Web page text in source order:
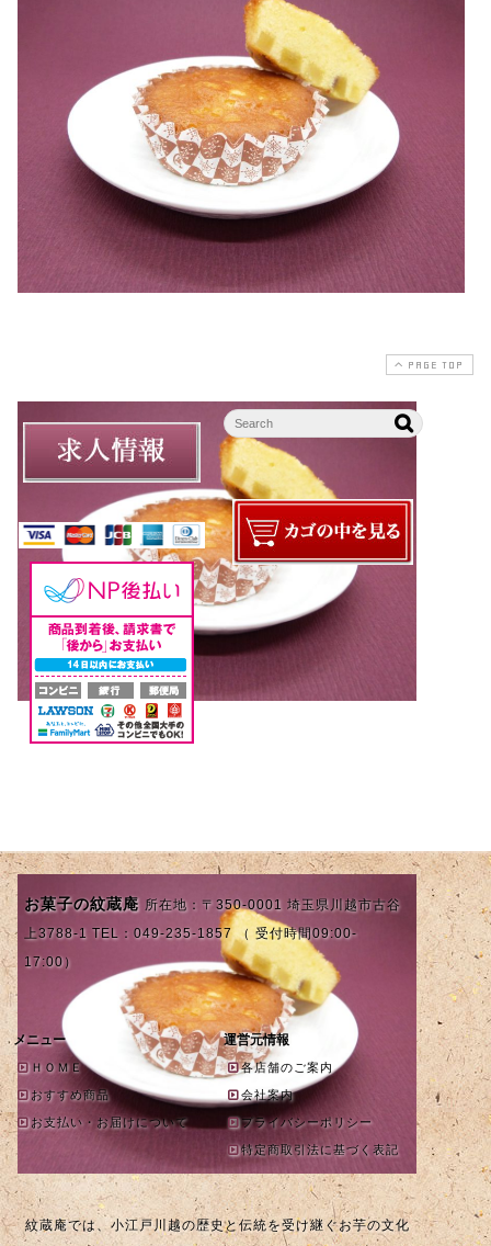
PAGE TOP
お菓子の紋蔵庵 所在地：〒350-0001 埼玉県川越市古谷
上3788-1 TEL：049-235-1857 （ 受付時間09:00-
17:00）
メニュー
ＨＯＭＥ
おすすめ商品
お支払い・お届けについて
運営元情報
各店舗のご案内
会社案内
プライバシーポリシー
特定商取引法に基づく表記
紋蔵庵では、小江戸川越の歴史と伝統を受け継ぐお芋の文化